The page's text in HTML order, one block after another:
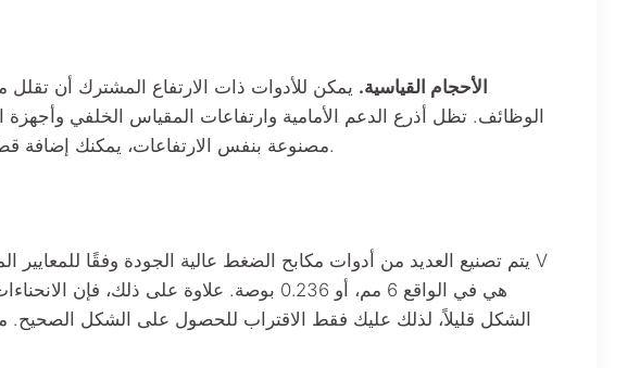
الأحجام القياسية. يمكن للأدوات ذات الارتفاع المشترك أن تقلل
الوظائف. تظل أذرع الدعم الأمامية وارتفاعات المقياس الخلفي
مصنوعة بنفس الارتفاعات، يمكنك إضافة قطع جاهزة والتأكد من أنها ستتوافق مع أدواتك الحالية.
هي في الواقع 6 مم، أو 0.236 بوصة. علاوة على
الشكل قليلاً، لذلك عليك فقط الاقتراب للحصول على الشكل الصحيح.